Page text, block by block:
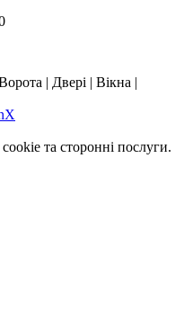
| Двері | Вікна |
X
та сторонні послуги.